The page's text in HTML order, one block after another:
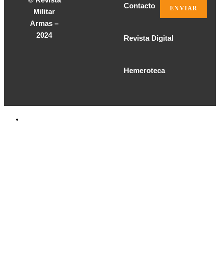
Militar
Armas –
2024
Contacto
Revista Digital
Hemeroteca